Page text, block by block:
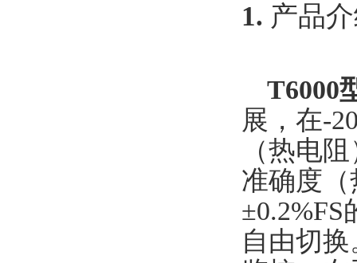
1. 产品
T6000
展，在-
（热电阻
准确度（
±0.2%FS
自由切换